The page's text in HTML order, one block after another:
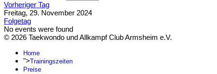
Vorheriger Tag
Freitag, 29. November 2024
Folgetag
No events were found
© 2026 Taekwondo und Allkampf Club Armsheim e.V.
Home
">Trainingszeiten
Preise